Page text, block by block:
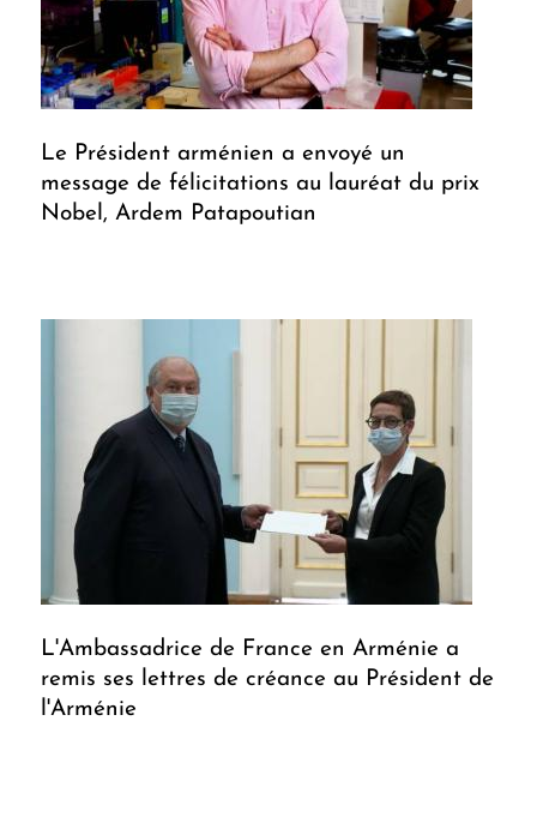
Le Président arménien a envoyé un
message de félicitations au lauréat du prix
Nobel, Ardem Patapoutian
L'Ambassadrice de France en Arménie a
remis ses lettres de créance au Président de
l'Arménie